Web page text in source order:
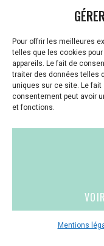
Pour offrir les meilleures
telles que les cookies
appareils. Le fait de
traiter des données telles
uniques sur ce site. Le fait
consentement peut avoir
et fonctions.
Mentions
CELLULE D’ÉCOUTE
Vous avez été
vous êtes
ou d’informations ?
01 87 20 30 90
violences-